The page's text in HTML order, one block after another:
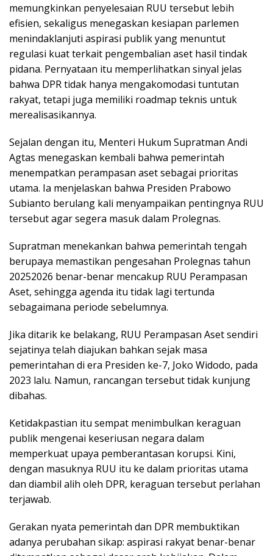
memungkinkan penyelesaian RUU tersebut lebih
efisien, sekaligus menegaskan kesiapan parlemen
menindaklanjuti aspirasi publik yang menuntut
regulasi kuat terkait pengembalian aset hasil tindak
pidana. Pernyataan itu memperlihatkan sinyal jelas
bahwa DPR tidak hanya mengakomodasi tuntutan
rakyat, tetapi juga memiliki roadmap teknis untuk
merealisasikannya.
Sejalan dengan itu, Menteri Hukum Supratman Andi
Agtas menegaskan kembali bahwa pemerintah
menempatkan perampasan aset sebagai prioritas
utama. Ia menjelaskan bahwa Presiden Prabowo
Subianto berulang kali menyampaikan pentingnya RUU
tersebut agar segera masuk dalam Prolegnas.
Supratman menekankan bahwa pemerintah tengah
berupaya memastikan pengesahan Prolegnas tahun
20252026 benar-benar mencakup RUU Perampasan
Aset, sehingga agenda itu tidak lagi tertunda
sebagaimana periode sebelumnya.
Jika ditarik ke belakang, RUU Perampasan Aset sendiri
sejatinya telah diajukan bahkan sejak masa
pemerintahan di era Presiden ke-7, Joko Widodo, pada
2023 lalu. Namun, rancangan tersebut tidak kunjung
dibahas.
Ketidakpastian itu sempat menimbulkan keraguan
publik mengenai keseriusan negara dalam
memperkuat upaya pemberantasan korupsi. Kini,
dengan masuknya RUU itu ke dalam prioritas utama
dan diambil alih oleh DPR, keraguan tersebut perlahan
terjawab.
Gerakan nyata pemerintah dan DPR membuktikan
adanya perubahan sikap: aspirasi rakyat benar-benar